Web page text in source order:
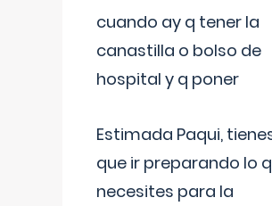
cuando ay q tener la
canastilla o bolso de
hospital y q poner
Estimada Paqui,
que ir preparando lo
necesites para la